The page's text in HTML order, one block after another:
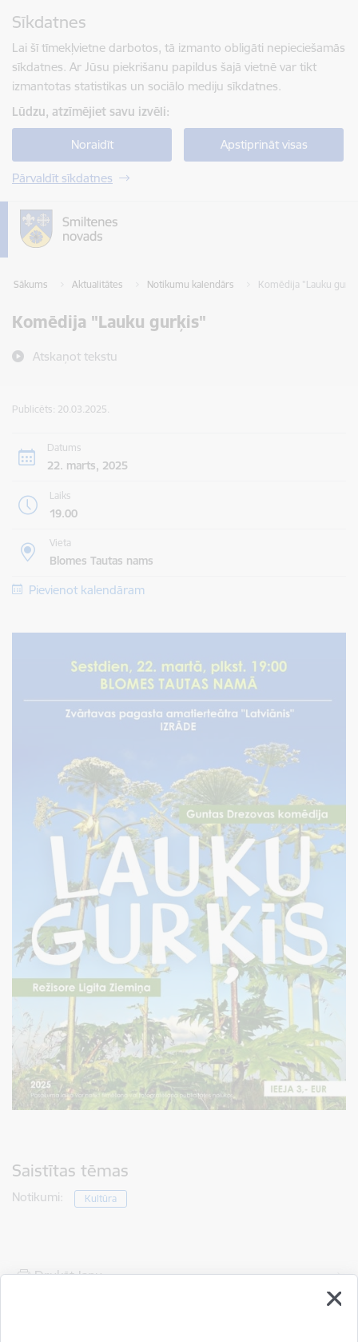
Sīkdatnes
Lai šī tīmekļvietne darbotos, tā izmanto obligāti nepieciešamās
sīkdatnes. Ar Jūsu piekrišanu papildus šajā vietnē var tikt
izmantotas statistikas un sociālo mediju sīkdatnes.
Lūdzu, atzīmējiet savu izvēli:
Noraidīt Apstiprināt visas
Pārvaldīt sīkdatnes
Sākums Aktualitātes Notikumu kalendārs Komēdija "Lauku
Komēdija "Lauku gurķis"
Atskaņot tekstu
Publicēts: 20.03.2025.
Datums
22. marts, 2025
Laiks
19.00
Vieta
Blomes Tautas nams
Pievienot kalendāram
Saistītas tēmas
Notikumi: Kultūra
Drukāt lapu